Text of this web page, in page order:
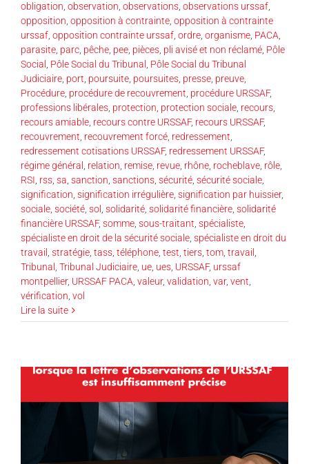
obligation, observation, observations, observations urssaf,
opposition, opposition à contrainte, opposition à contrainte
urssaf, opposition contrainte urssaf, ordre, organisme, PACA,
parasite, parc, pêche, pee, pièces, pli avisé et non réclamé, Pôle
Social , Pôle Social du Tribunal , Pôle Social du Tribunal
Judiciaire, port, poursuite, poursuites, presse, preuve,
Procédure, procédure de recouvrement, procédure URSSAF,
professions libérales, protection, protection sociale, recours,
recours amiable, recours contre URSSAF, recours URSSAF,
recouvrement, recouvrement forcé, redressement,
redressement cotisations URSSAF, redressement URSSAF,
régime général , relation, remise, revue, rhône, rocheblave, rôle,
RSI, rss, sa, sanction, sanctions, sécurité, sécurité sociale,
signification, signification irrégulière, signification par huissier,
sociale, société, sol , solidarité, solidarité financière, solidarité
financière URSSAF, somme, sous-traitant, spécialiste,
spécialiste en droit de la sécurité sociale, spécialiste en droit du
travail , stratégie, tass, téléphone, test, tiers, tom, travail ,
Tribunal , Tribunal Judiciaire, ue, ues, URSSAF, urssaf
montpellier, URSSAF PACA, valeur, validation, var, vent,
vérification, vol
Lire la suite